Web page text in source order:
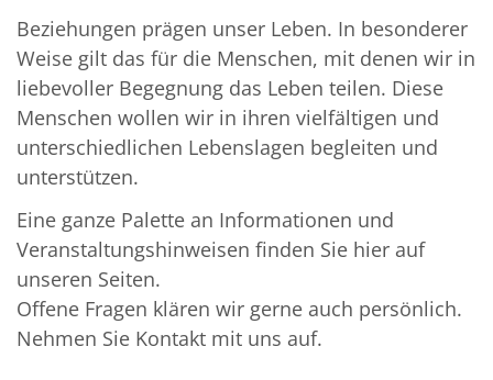
Beziehungen prägen unser Leben. In besonderer
Weise gilt das für die Menschen, mit denen wir in
liebevoller Begegnung das Leben teilen. Diese
Menschen wollen wir in ihren vielfältigen und
unterschiedlichen Lebenslagen begleiten und
unterstützen.
Eine ganze Palette an Informationen und
Veranstaltungshinweisen finden Sie hier auf
unseren Seiten.
Offene Fragen klären wir gerne auch persönlich.
Nehmen Sie Kontakt mit uns auf.